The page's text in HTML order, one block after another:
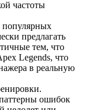
частоты
популярных
предлагать
тем, что
Legends, что
в реальную
ошибок